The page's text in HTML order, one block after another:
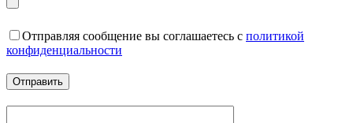
Отправляя сообщение вы соглашаетесь с политикой
конфиденциальности